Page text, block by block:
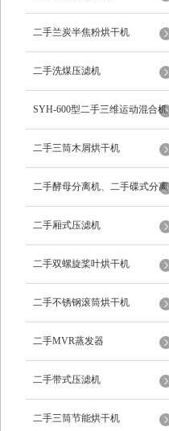
二手兰炭半焦粉烘干机
二手洗煤压滤机
SYH-600型二手三维运动混合机
二手三筒木屑烘干机
二手酵母分离机、二手碟式分离
机
二手厢式压滤机
二手双螺旋桨叶烘干机
二手不锈钢滚筒烘干机
二手MVR蒸发器
二手带式压滤机
二手三筒节能烘干机